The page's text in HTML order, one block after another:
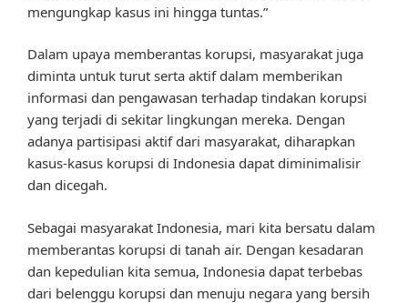
mengungkap kasus ini hingga tuntas.”
Dalam upaya memberantas korupsi, masyarakat juga
diminta untuk turut serta aktif dalam memberikan
informasi dan pengawasan terhadap tindakan korupsi
yang terjadi di sekitar lingkungan mereka. Dengan
adanya partisipasi aktif dari masyarakat, diharapkan
kasus-kasus korupsi di Indonesia dapat diminimalisir
dan dicegah.
Sebagai masyarakat Indonesia, mari kita bersatu dalam
memberantas korupsi di tanah air. Dengan kesadaran
dan kepedulian kita semua, Indonesia dapat terbebas
dari belenggu korupsi dan menuju negara yang bersih